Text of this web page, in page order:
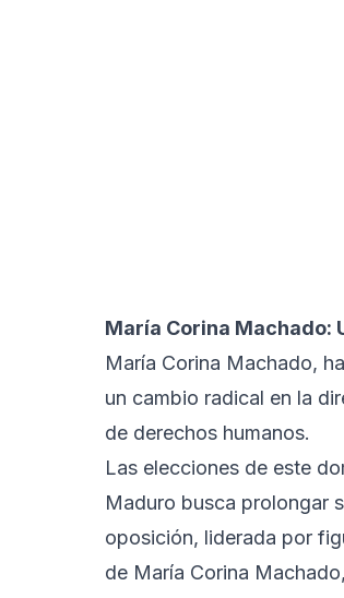
María Corina Machado:
María Corina Machado,
un cambio radical en la
de derechos humanos.
Las elecciones de este
Maduro busca prolongar
oposición, liderada por
de María Corina